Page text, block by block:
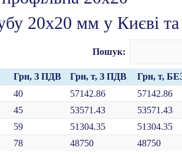
20х20 мм у Києві та
Пошук:
Грн, З ПДВ Грн, т, З ПДВ Грн, т,
40 57142.86 57142.86
45 53571.43 53571.43
59 51304.35 51304.35
78 48750 48750